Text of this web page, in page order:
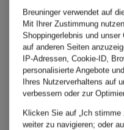
Hey
Kyla
Breuninger verwendet auf
Mit Ihrer Zustimmung
Shoppingerlebnis und
auf anderen Seiten
IP-Adressen, Cookie-ID,
personalisierte Angebote
Ihres Nutzerverhaltens auf
verbessern oder zur
Klicken Sie auf „Ich
weiter zu navigieren; oder